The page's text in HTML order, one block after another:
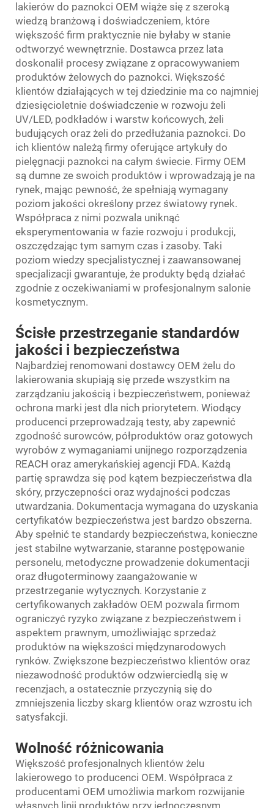
lakierów do paznokci OEM wiąże się z szeroką
wiedzą branżową i doświadczeniem, które
większość firm praktycznie nie byłaby w stanie
odtworzyć wewnętrznie. Dostawca przez lata
doskonalił procesy związane z opracowywaniem
produktów żelowych do paznokci. Większość
klientów działających w tej dziedzinie ma co najmniej
dziesięcioletnie doświadczenie w rozwoju żeli
UV/LED, podkładów i warstw końcowych, żeli
budujących oraz żeli do przedłużania paznokci. Do
ich klientów należą firmy oferujące artykuły do
pielęgnacji paznokci na całym świecie. Firmy OEM
są dumne ze swoich produktów i wprowadzają je na
rynek, mając pewność, że spełniają wymagany
poziom jakości określony przez światowy rynek.
Współpraca z nimi pozwala uniknąć
eksperymentowania w fazie rozwoju i produkcji,
oszczędzając tym samym czas i zasoby. Taki
poziom wiedzy specjalistycznej i zaawansowanej
specjalizacji gwarantuje, że produkty będą działać
zgodnie z oczekiwaniami w profesjonalnym salonie
kosmetycznym.
Ścisłe przestrzeganie standardów
jakości i bezpieczeństwa
Najbardziej renomowani dostawcy OEM żelu do
lakierowania skupiają się przede wszystkim na
zarządzaniu jakością i bezpieczeństwem, ponieważ
ochrona marki jest dla nich priorytetem. Wiodący
producenci przeprowadzają testy, aby zapewnić
zgodność surowców, półproduktów oraz gotowych
wyrobów z wymaganiami unijnego rozporządzenia
REACH oraz amerykańskiej agencji FDA. Każdą
partię sprawdza się pod kątem bezpieczeństwa dla
skóry, przyczepności oraz wydajności podczas
utwardzania. Dokumentacja wymagana do uzyskania
certyfikatów bezpieczeństwa jest bardzo obszerna.
Aby spełnić te standardy bezpieczeństwa, konieczne
jest stabilne wytwarzanie, staranne postępowanie
personelu, metodyczne prowadzenie dokumentacji
oraz długoterminowy zaangażowanie w
przestrzeganie wytycznych. Korzystanie z
certyfikowanych zakładów OEM pozwala firmom
ograniczyć ryzyko związane z bezpieczeństwem i
aspektem prawnym, umożliwiając sprzedaż
produktów na większości międzynarodowych
rynków. Zwiększone bezpieczeństwo klientów oraz
niezawodność produktów odzwierciedlą się w
recenzjach, a ostatecznie przyczynią się do
zmniejszenia liczby skarg klientów oraz wzrostu ich
satysfakcji.
Wolność różnicowania
Większość profesjonalnych klientów żelu
lakierowego to producenci OEM. Współpraca z
producentami OEM umożliwia markom rozwijanie
własnych linii produktów przy jednoczesnym